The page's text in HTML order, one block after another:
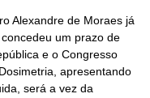
Alexandre de Moraes já
um prazo de
e o Congresso
apresentando
será a vez da